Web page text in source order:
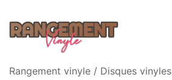
content
Rangement vinyle
Rangement vinyle / Disques vinyles